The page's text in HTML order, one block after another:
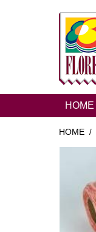
HOME
HOME /